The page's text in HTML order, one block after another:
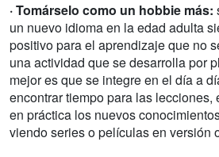
· Tomárselo como un hobbie más:
un nuevo idioma en la edad adulta
positivo para el aprendizaje que no
una actividad que se desarrolla por
mejor es que se integre en el día a
encontrar tiempo para las lecciones,
en práctica los nuevos
viendo series o películas en versión